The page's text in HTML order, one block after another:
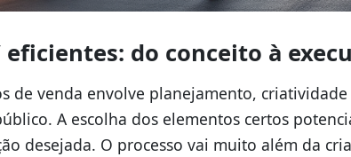
do conceito à
de venda envolve planejamento, criatividade
A escolha dos elementos certos
desejada. O processo vai muito além da